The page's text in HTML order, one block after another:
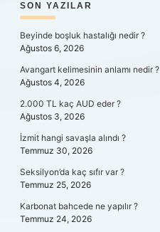
SIDEBAR
SON YAZILAR
Beyinde boşluk hastalığı nedir ?
Ağustos 6, 2026
Avangart kelimesinin anlamı nedir ?
Ağustos 4, 2026
2.000 TL kaç AUD eder ?
Ağustos 3, 2026
İzmit hangi savaşla alındı ?
Temmuz 30, 2026
Seksilyon’da kaç sıfır var ?
Temmuz 25, 2026
Karbonat bahcede ne yapılır ?
Temmuz 24, 2026